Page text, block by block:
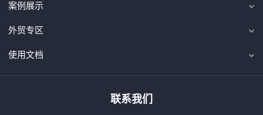
案例展示
外贸专区
使用文档
联系我们